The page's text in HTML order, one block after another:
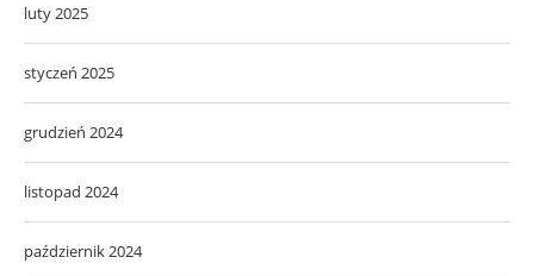
luty 2025
styczeń 2025
grudzień 2024
listopad 2024
październik 2024